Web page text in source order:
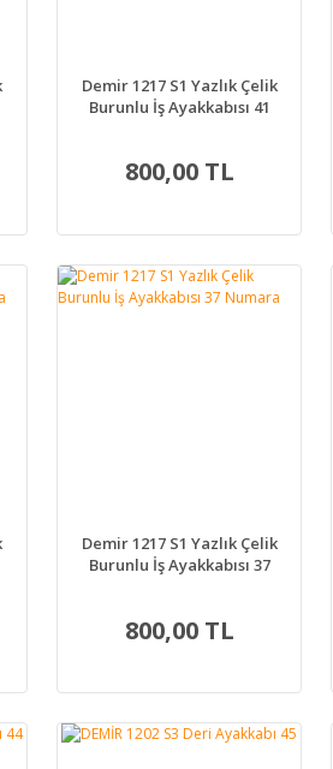
Demir 1217 S1 Yazlık Çelik
Burunlu İş Ayakkabısı 41
800,00 TL
Demir 1217 S1 Yazlık Çelik
Burunlu İş Ayakkabısı 37
800,00 TL